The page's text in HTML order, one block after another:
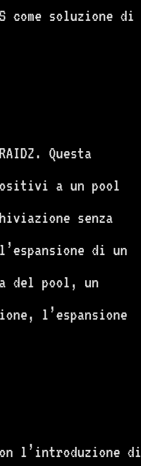
come soluzione di
Questa
a un pool
senza
di un
del pool, un
l’espansione
l’introduzione di